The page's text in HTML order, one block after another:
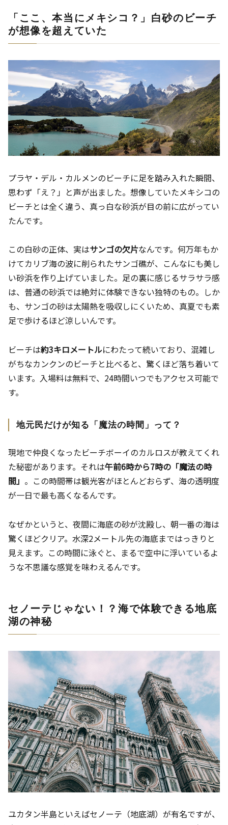
「ここ、本当にメキシコ？」白砂のビーチ
が想像を超えていた
プラヤ・デル・カルメンのビーチに足を踏み入れた瞬間、
思わず「え？」と声が出ました。想像していたメキシコの
ビーチとは全く違う、真っ白な砂浜が目の前に広がってい
たんです。
この白砂の正体、実はサンゴの欠片なんです。何万年もか
けてカリブ海の波に削られたサンゴ礁が、こんなにも美し
い砂浜を作り上げていました。足の裏に感じるサラサラ感
は、普通の砂浜では絶対に体験できない独特のもの。しか
も、サンゴの砂は太陽熱を吸収しにくいため、真夏でも素
足で歩けるほど涼しいんです。
ビーチは約3キロメートルにわたって続いており、混雑し
がちなカンクンのビーチと比べると、驚くほど落ち着いて
います。入場料は無料で、24時間いつでもアクセス可能で
す。
地元民だけが知る「魔法の時間」って？
現地で仲良くなったビーチボーイのカルロスが教えてくれ
た秘密があります。それは午前6時から7時の「魔法の時
間」 。この時間帯は観光客がほとんどおらず、海の透明度
が一日で最も高くなるんです。
なぜかというと、夜間に海底の砂が沈殿し、朝一番の海は
驚くほどクリア。水深2メートル先の海底まではっきりと
見えます。この時間に泳ぐと、まるで空中に浮いているよ
うな不思議な感覚を味わえるんです。
セノーテじゃない！？海で体験できる地底
湖の神秘
ユカタン半島といえばセノーテ（地底湖）が有名ですが、